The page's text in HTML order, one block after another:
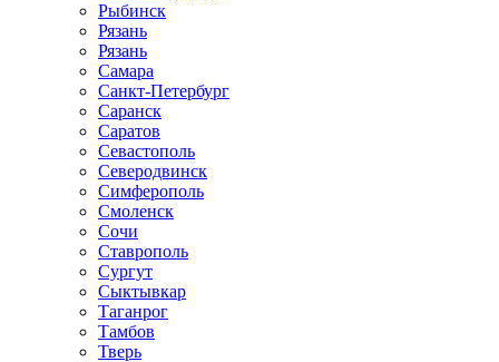
Рыбинск
Рязань
Рязань
Самара
Санкт-Петербург
Саранск
Саратов
Севастополь
Северодвинск
Симферополь
Смоленск
Сочи
Ставрополь
Сургут
Сыктывкар
Таганрог
Тамбов
Тверь